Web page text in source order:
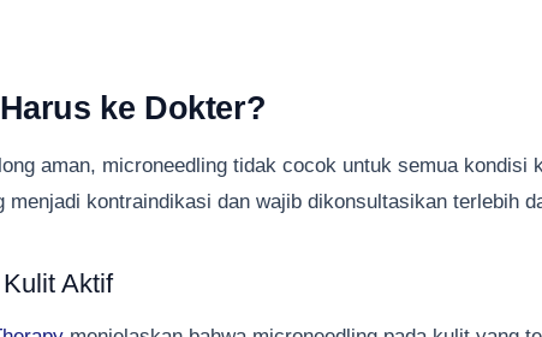
ke Dokter?
aman, microneedling tidak cocok untuk semua kondisi
menjadi kontraindikasi dan wajib dikonsultasikan terlebih
Aktif